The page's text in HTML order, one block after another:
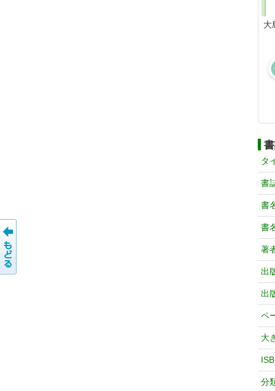
大
タ
書
書
書
著
出
出
ペ
大
分